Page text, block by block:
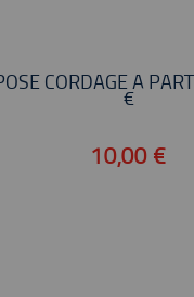
CORDAGE À
€
10,00 €